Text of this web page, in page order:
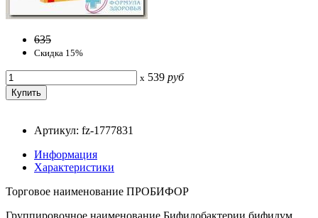
635
Скидка 15%
x 539 руб
Артикул: fz-1777831
Информация
Характеристики
Торговое наименование ПРОБИФОР
Группировочное наименование Бифидобактерии бифидум